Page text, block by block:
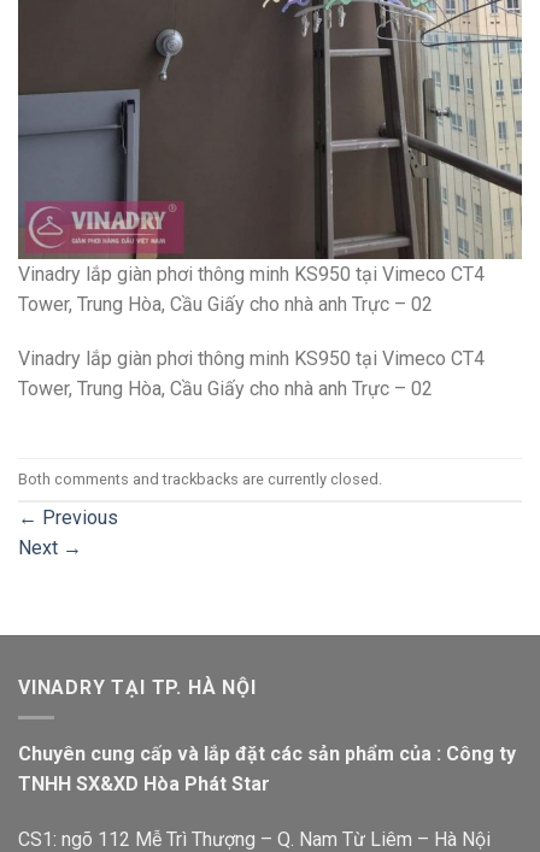
Vinadry lắp giàn phơi thông minh KS950 tại Vimeco CT4
Tower, Trung Hòa, Cầu Giấy cho nhà anh Trực – 02
Vinadry lắp giàn phơi thông minh KS950 tại Vimeco CT4
Tower, Trung Hòa, Cầu Giấy cho nhà anh Trực – 02
Both comments and trackbacks are currently closed.
← Previous
Next →
VINADRY TẠI TP. HÀ NỘI
Chuyên cung cấp và lắp đặt các sản phẩm của : Công ty
TNHH SX&XD Hòa Phát Star
CS1: ngõ 112 Mễ Trì Thượng – Q. Nam Từ Liêm – Hà Nội